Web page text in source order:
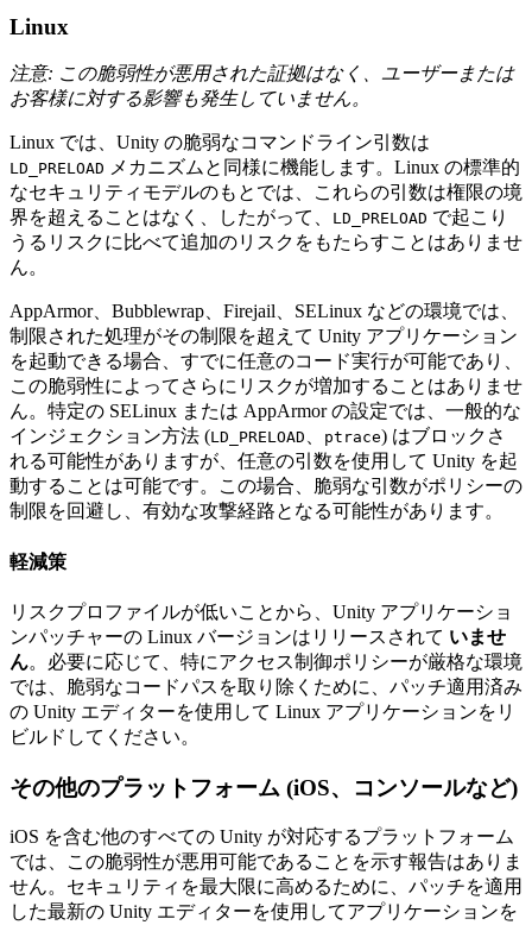
Linux
注意: この脆弱性が悪用された証拠はなく、ユーザーまたは
お客様に対する影響も発生していません。
Linux では、Unity の脆弱なコマンドライン引数は
LD_PRELOAD メカニズムと同様に機能します。Linux の標準的
なセキュリティモデルのもとでは、これらの引数は権限の境
界を超えることはなく、したがって、
LD_PRELOAD で起こり
うるリスクに比べて追加のリスクをもたらすことはありませ
ん。
AppArmor、Bubblewrap、Firejail、SELinux などの環境では、
制限された処理がその制限を超えて Unity アプリケーション
を起動できる場合、すでに任意のコード実行が可能であり、
この脆弱性によってさらにリスクが増加することはありませ
ん。特定の SELinux または AppArmor の設定では、一般的な
インジェクション方法 (LD_PRELOAD ptrace) はブロックさ
れる可能性がありますが、任意の引数を使用して Unity を起
動することは可能です。この場合、脆弱な引数がポリシーの
制限を回避し、有効な攻撃経路となる可能性があります。
軽減策
リスクプロファイルが低いことから、Unity アプリケーショ
ンパッチャーの Linux バージョンはリリースされて いませ
ん。必要に応じて、特にアクセス制御ポリシーが厳格な環境
では、脆弱なコードパスを取り除くために、パッチ適用済み
の Unity エディターを使用して Linux アプリケーションをリ
ビルドしてください。
その他のプラットフォーム (iOS、コンソールなど)
iOS を含む他のすべての Unity が対応するプラットフォーム
では、この脆弱性が悪用可能であることを示す報告はありま
せん。セキュリティを最大限に高めるために、パッチを適用
した最新の Unity エディターを使用してアプリケーションを